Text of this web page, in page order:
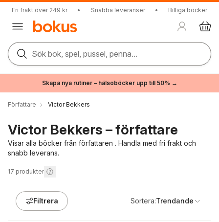
Fri frakt över 249 kr • Snabba leveranser • Billiga böcker
Sök bok, spel, pussel, penna...
Skapa nya rutiner – hälsoböcker upp till 50% →
Författare Victor Bekkers
Victor Bekkers – författare
Visar alla böcker från författaren . Handla med fri frakt och
snabb leverans.
17 produkter
Filtrera Sortera:Trendande